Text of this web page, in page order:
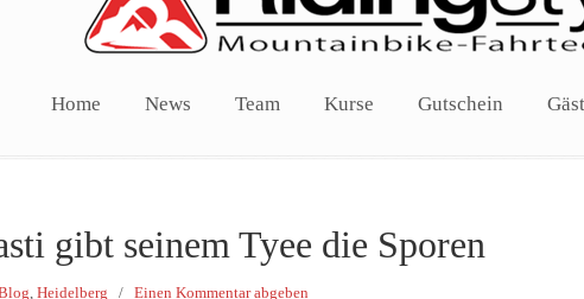
Home News Team Kurse Gutschein
gibt seinem Tyee die Sporen
, Heidelberg / Einen Kommentar abgeben